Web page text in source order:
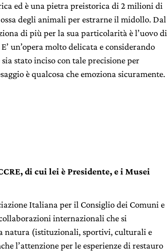
ed è una pietra preistorica di 2 milioni di
degli animali per estrarne il midollo. Dal
di più per la sua particolarità è l’uovo di
un’opera molto delicata e considerando
stato inciso con tale precisione per
è qualcosa che emoziona sicuramente.
di cui lei è Presidente, e i Musei
Italiana per il Consiglio dei Comuni e
internazionali che si
natura (istituzionali, sportivi, culturali e
l’attenzione per le esperienze di restauro